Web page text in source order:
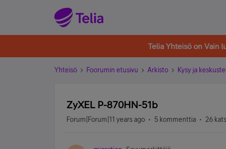
Telia Yhteisö on Vain
Yhteisö Foorumin etusivu Arkisto Kysy ja
ZyXEL P-870HN-51b
Forum|Forum|11 years ago 5 kommenttia 26